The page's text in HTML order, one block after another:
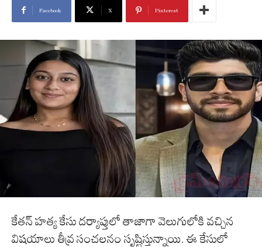
Facebook X Pinterest
కేతన్ హత్య కేసు దర్యాప్తులో తాజాగా వెలుగులోకి వచ్చిన
విషయాలు తీవ్ర సంచలనం సృష్టిస్తున్నాయి. ఈ కేసులో